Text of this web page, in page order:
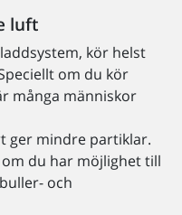
luft
kör helst
om du kör
många människor
ger mindre partiklar.
om du har möjlighet till
och